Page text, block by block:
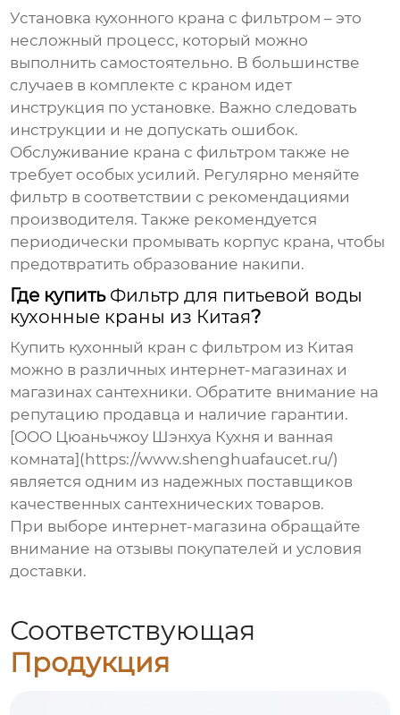
Установка кухонного крана с фильтром – это
несложный процесс, который можно
выполнить самостоятельно. В большинстве
случаев в комплекте с краном идет
инструкция по установке. Важно следовать
инструкции и не допускать ошибок.
Обслуживание крана с фильтром также не
требует особых усилий. Регулярно меняйте
фильтр в соответствии с рекомендациями
производителя. Также рекомендуется
периодически промывать корпус крана, чтобы
предотвратить образование накипи.
Где купить Фильтр для питьевой воды
кухонные краны из Китая?
Купить кухонный кран с фильтром из Китая
можно в различных интернет-магазинах и
магазинах сантехники. Обратите внимание на
репутацию продавца и наличие гарантии.
[ООО Цюаньчжоу Шэнхуа Кухня и ванная
комната](https://www.shenghuafaucet.ru/)
является одним из надежных поставщиков
качественных сантехнических товаров.
При выборе интернет-магазина обращайте
внимание на отзывы покупателей и условия
доставки.
Соответствующая
Продукция